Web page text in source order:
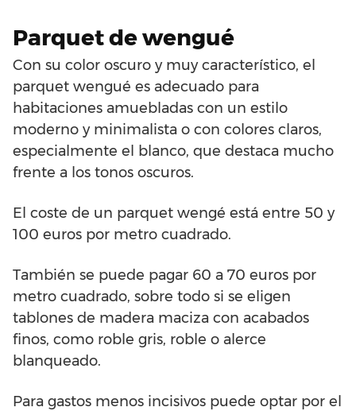
Parquet de wengué
Con su color oscuro y muy característico, el
parquet wengué es adecuado para
habitaciones amuebladas con un estilo
moderno y minimalista o con colores claros,
especialmente el blanco, que destaca mucho
frente a los tonos oscuros.
El coste de un parquet wengé está entre 50 y
100 euros por metro cuadrado.
También se puede pagar 60 a 70 euros por
metro cuadrado, sobre todo si se eligen
tablones de madera maciza con acabados
finos, como roble gris, roble o alerce
blanqueado.
Para gastos menos incisivos puede optar por el